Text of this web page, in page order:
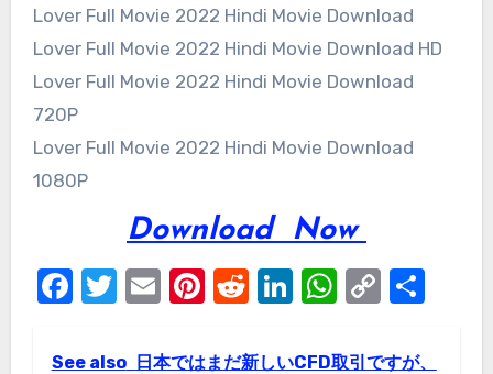
Lover Full Movie 2022 Hindi Movie Download
Lover Full Movie 2022 Hindi Movie Download HD
Lover Full Movie 2022 Hindi Movie Download
720P
Lover Full Movie 2022 Hindi Movie Download
1080P
Download Now
Facebook
Twitter
EmailPinterest
Reddit
LinkedIn
Copy
See also
日本ではまだ新しいCFD取引ですが、